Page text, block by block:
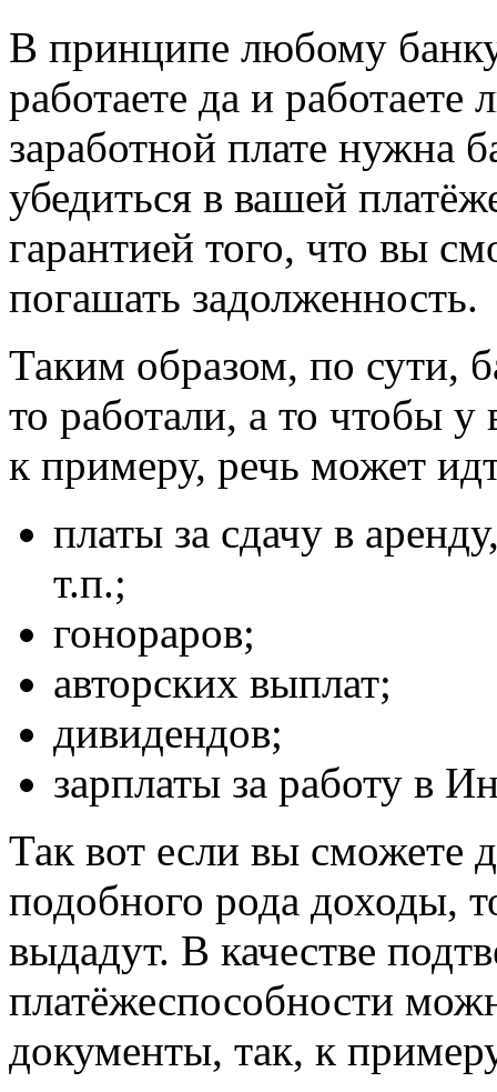
В принципе любому
работаете да и
заработной плате нужна
убедиться в вашей
гарантией того, что вы
погашать задолженность.
Таким образом, по сути,
то работали, а то чтобы
к примеру, речь может
платы за сдачу в
т.п.;
гонораров;
авторских выплат;
дивидендов;
зарплаты за работу в
Так вот если вы сможете
подобного рода доходы,
выдадут. В качестве
платёжеспособности
документы, так, к